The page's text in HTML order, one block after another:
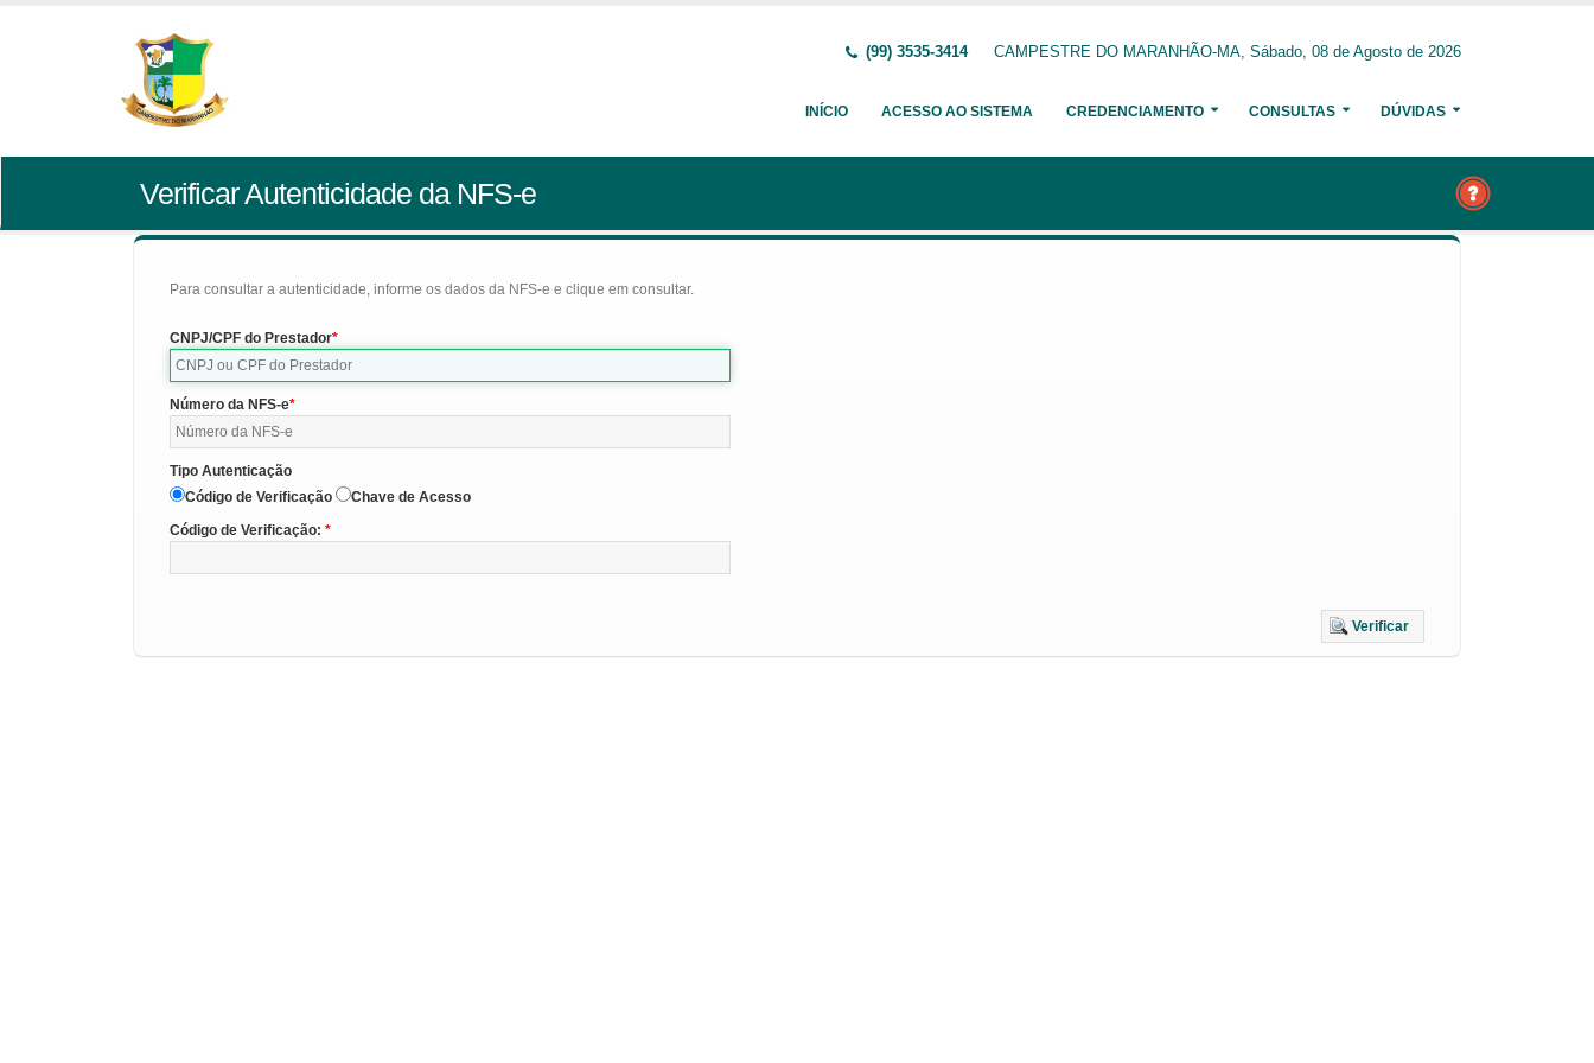
(99) 3535-3414 CAMPESTRE DO MARANHÃO-MA, Sábado, 08 de Agosto de 2026
INÍCIO ACESSO AO SISTEMA CREDENCIAMENTO CONSULTAS DÚVIDAS
Verificar Autenticidade da NFS-e
Para consultar a autenticidade, informe os dados da NFS-e e clique em consultar.
CNPJ/CPF do Prestador
Número da NFS-e
Tipo Autenticação
Código de Verificação
Chave de Acesso
Código de Verificação:
Verificar